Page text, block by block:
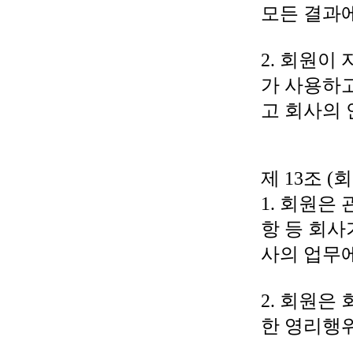
모든 결과
2. 회원이
가 사용하
고 회사의
제 13조 (
1. 회원은
항 등 회사
사의 업무
2. 회원은
한 영리행